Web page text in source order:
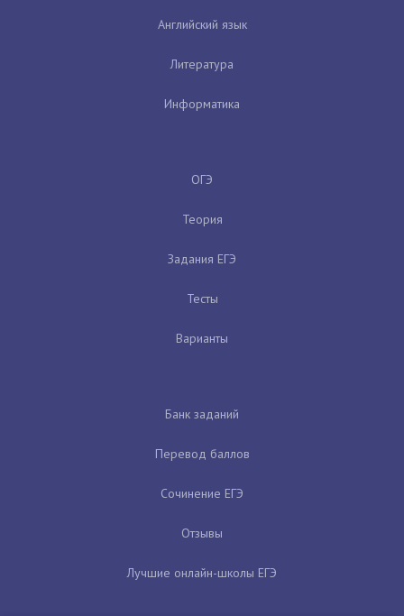
Английский язык
Литература
Информатика
ОГЭ
Теория
Задания ЕГЭ
Тесты
Варианты
Банк заданий
Перевод баллов
Сочинение ЕГЭ
Отзывы
Лучшие онлайн-школы ЕГЭ